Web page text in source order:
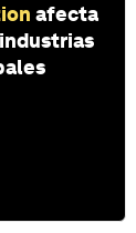
afecta